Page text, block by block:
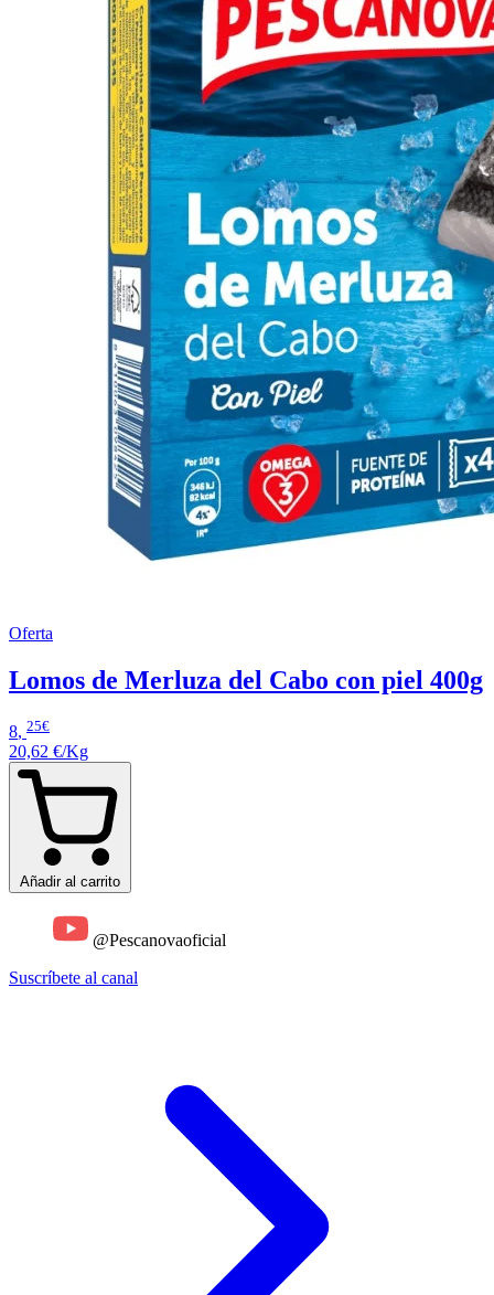
Oferta
Lomos de Merluza del Cabo con piel 400g
8, 25€
20,62 €/Kg
Añadir al carrito
@Pescanovaoficial
Suscríbete al canal